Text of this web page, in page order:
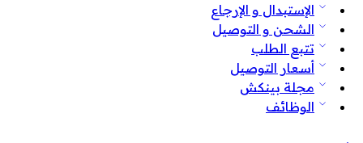
الإستبدال و الإرجاع
الشحن و التوصيل
تتبع الطلب
أسعار التوصيل
مجلة بينكش
الوظائف